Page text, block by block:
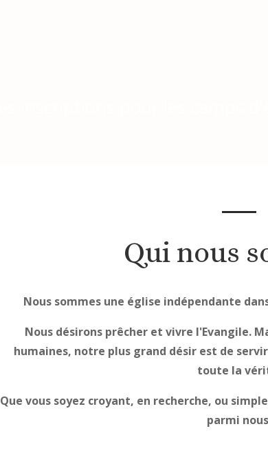
Qui nous
Nous sommes une église indépendante
Nous désirons prêcher et vivre l'Evangile.
humaines, notre plus grand désir est de
toute la
Que vous soyez croyant, en recherche, ou
parmi